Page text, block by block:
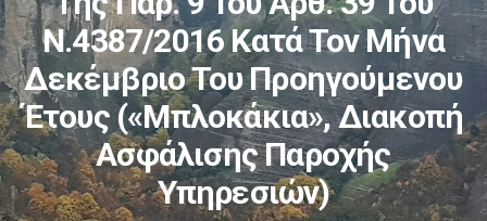
Ν.4387/2016 Κατά Τον Μήνα
Δεκέμβριο Του Προηγούμενου
Έτους («μπλοκάκια», Διακοπή
Ασφάλισης Παροχής
Υπηρεσιών)